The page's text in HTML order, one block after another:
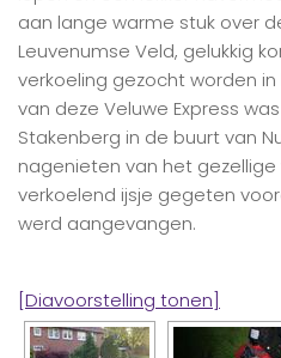
aan lange warme stuk over
Leuvenumse Veld, gelukkig
verkoeling gezocht worden
van deze Veluwe Express
Stakenberg in de buurt van
nagenieten van het
verkoelend ijsje gegeten
werd aangevangen.
[Diavoorstelling tonen]